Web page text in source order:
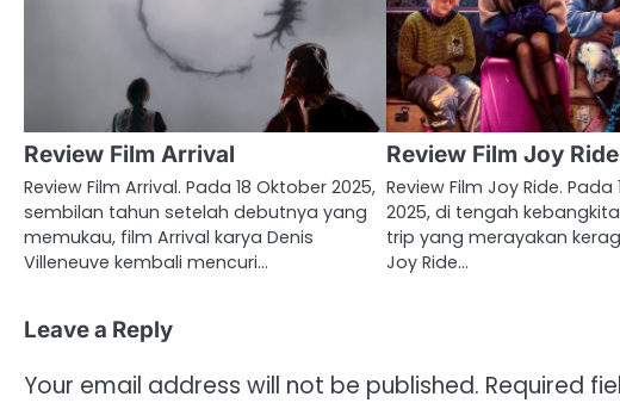
Review Film Arrival
Review Film Arrival. Pada 18 Oktober 2025,
sembilan tahun setelah debutnya yang
memukau, film Arrival karya Denis
Villeneuve kembali mencuri…
Review Film Joy Ride
Review Film Joy Ride.
2025, di tengah
trip yang merayakan
Joy Ride…
Leave a Reply
Your email address will not be published. Required